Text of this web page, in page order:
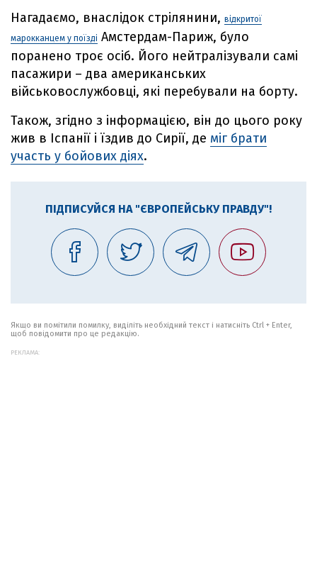
Нагадаємо, внаслідок стрілянини, відкритої
марокканцем у поїзді Амстердам-Париж, було
поранено троє осіб. Його нейтралізували самі
пасажири – два американських
військовослужбовці, які перебували на борту.
Також, згідно з інформацією, він до цього року
жив в Іспанії і їздив до Сирії, де міг брати
участь у бойових діях.
ПІДПИСУЙСЯ НА "ЄВРОПЕЙСЬКУ ПРАВДУ"!
Якщо ви помітили помилку, виділіть необхідний текст і натисніть Ctrl + Enter,
щоб повідомити про це редакцію.
РЕКЛАМА: